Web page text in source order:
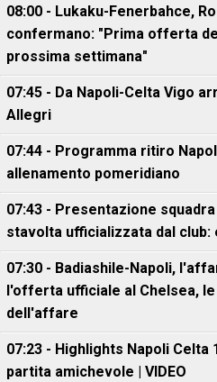
08:00 - Lukaku-Fenerbahce,
confermano: "Prima offerta
prossima settimana"
07:45 - Da Napoli-Celta Vigo
Allegri
07:44 - Programma ritiro
allenamento pomeridiano
07:43 - Presentazione
stavolta ufficializzata dal club:
07:30 - Badiashile-Napoli,
l'offerta ufficiale al Chelsea,
dell'affare
07:23 - Highlights Napoli
partita amichevole | VIDEO